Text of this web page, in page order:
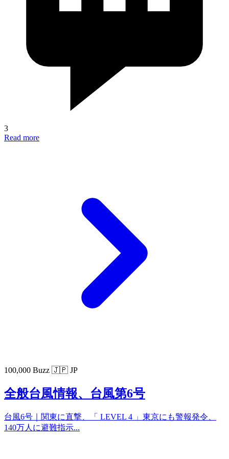
3
Read more
100,000 Buzz 🇯🇵 JP
全般台風情報、台風第6号
台風6号｜関東に直撃、「 LEVEL 4 」東京にも警報発令、
140万人に避難指示...